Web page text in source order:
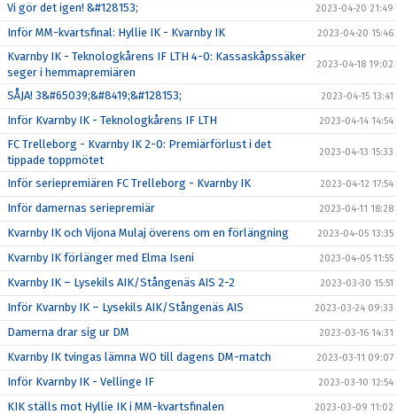
Vi gör det igen! &#128153; 2023-04-20 21:49
Inför MM-kvartsfinal: Hyllie IK - Kvarnby IK 2023-04-20 15:46
Kvarnby IK - Teknologkårens IF LTH 4-0: Kassaskåpssäker
seger i hemmapremiären
2023-04-18 19:02
SÅJA! 3&#65039;&#8419;&#128153; 2023-04-15 13:41
Inför Kvarnby IK - Teknologkårens IF LTH 2023-04-14 14:54
FC Trelleborg - Kvarnby IK 2-0: Premiärförlust i det
tippade toppmötet
2023-04-13 15:33
Inför seriepremiären FC Trelleborg - Kvarnby IK 2023-04-12 17:54
Inför damernas seriepremiär 2023-04-11 18:28
Kvarnby IK och Vijona Mulaj överens om en förlängning 2023-04-05 13:35
Kvarnby IK förlänger med Elma Iseni 2023-04-05 11:55
Kvarnby IK – Lysekils AIK/Stångenäs AIS 2-2 2023-03-30 15:51
Inför Kvarnby IK – Lysekils AIK/Stångenäs AIS 2023-03-24 09:33
Damerna drar sig ur DM 2023-03-16 14:31
Kvarnby IK tvingas lämna WO till dagens DM-match 2023-03-11 09:07
Inför Kvarnby IK - Vellinge IF 2023-03-10 12:54
KIK ställs mot Hyllie IK i MM-kvartsfinalen 2023-03-09 11:02